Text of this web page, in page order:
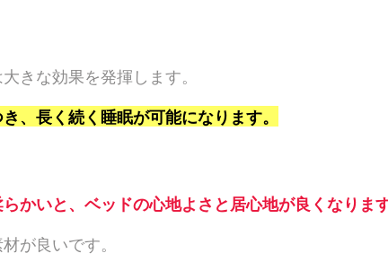
きな効果を発揮します。
、長く続く睡眠が可能になります。
かいと、ベッドの心地よさと居心地が良くなります
が良いです。